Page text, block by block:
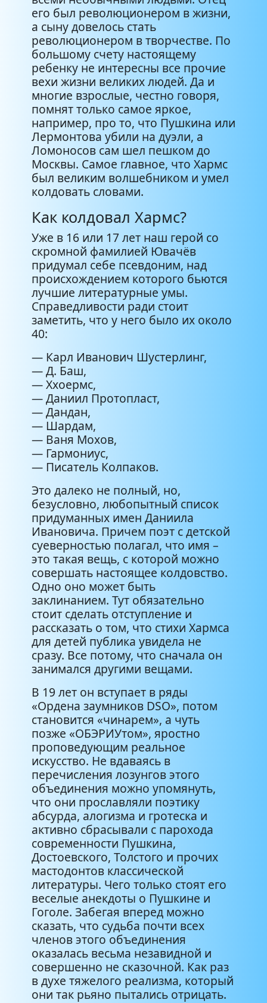
его был революционером в жизни,
а сыну довелось стать
революционером в творчестве. По
большому счету настоящему
ребенку не интересны все прочие
вехи жизни великих людей. Да и
многие взрослые, честно говоря,
помнят только самое яркое,
например, про то, что Пушкина или
Лермонтова убили на дуэли, а
Ломоносов сам шел пешком до
Москвы. Самое главное, что Хармс
был великим волшебником и умел
колдовать словами.
Как колдовал Хармс?
Уже в 16 или 17 лет наш герой со
скромной фамилией Ювачёв
придумал себе псевдоним, над
происхождением которого бьются
лучшие литературные умы.
Справедливости ради стоит
заметить, что у него было их около
40:
— Карл Иванович Шустерлинг,
— Д. Баш,
— Ххоермс,
— Даниил Протопласт,
— Дандан,
— Шардам,
— Ваня Мохов,
— Гармониус,
— Писатель Колпаков.
Это далеко не полный, но,
безусловно, любопытный список
придуманных имен Даниила
Ивановича. Причем поэт с детской
суеверностью полагал, что имя –
это такая вещь, с которой можно
совершать настоящее колдовство.
Одно оно может быть
заклинанием. Тут обязательно
стоит сделать отступление и
рассказать о том, что стихи Хармса
для детей публика увидела не
сразу. Все потому, что сначала он
занимался другими вещами.
В 19 лет он вступает в ряды
«Ордена заумников DSO», потом
становится «чинарем», а чуть
позже «ОБЭРИУтом», яростно
проповедующим реальное
искусство. Не вдаваясь в
перечисления лозунгов этого
объединения можно упомянуть,
что они прославляли поэтику
абсурда, алогизма и гротеска и
активно сбрасывали с парохода
современности Пушкина,
Достоевского, Толстого и прочих
мастодонтов классической
литературы. Чего только стоят его
веселые анекдоты о Пушкине и
Гоголе. Забегая вперед можно
сказать, что судьба почти всех
членов этого объединения
оказалась весьма незавидной и
совершенно не сказочной. Как раз
в духе тяжелого реализма, который
они так рьяно пытались отрицать.